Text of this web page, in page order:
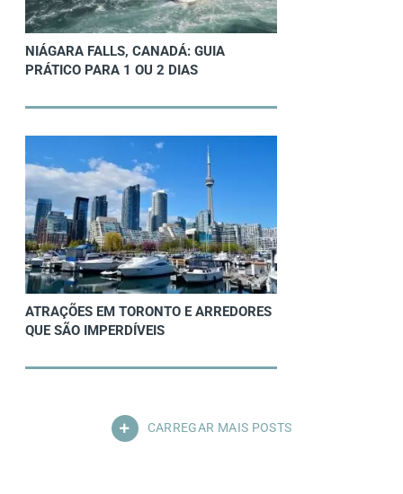
NIÁGARA FALLS, CANADÁ: GUIA
PRÁTICO PARA 1 OU 2 DIAS
ATRAÇÕES EM TORONTO E ARREDORES
QUE SÃO IMPERDÍVEIS
CARREGAR MAIS POSTS